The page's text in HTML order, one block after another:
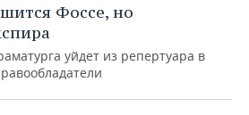
Фоссе, но
уйдет из репертуара в